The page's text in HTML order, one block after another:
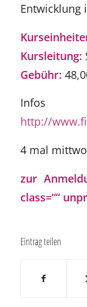
Entwicklung
Kursleitung:
Gebühr:
Infos
http://
4 mal
zur
class=““
Eintrag teilen